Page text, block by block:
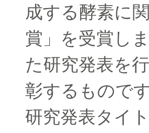
成する酵素に
賞」を受賞し
た研究発表を
彰するものです
研究発表タイ